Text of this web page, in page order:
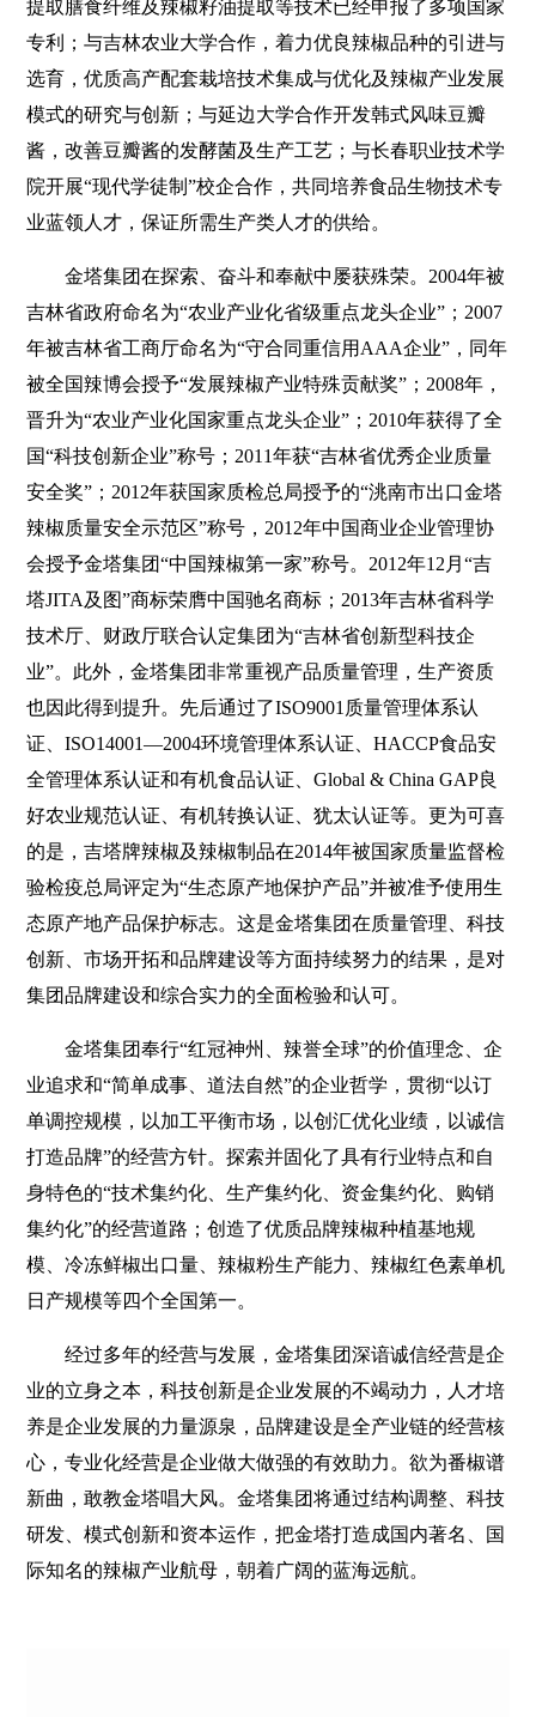
提取膳食纤维及辣椒籽油提取等技术已经申报了多项国家
专利；与吉林农业大学合作，着力优良辣椒品种的引进与
选育，优质高产配套栽培技术集成与优化及辣椒产业发展
模式的研究与创新；与延边大学合作开发韩式风味豆瓣
酱，改善豆瓣酱的发酵菌及生产工艺；与长春职业技术学
院开展“现代学徒制”校企合作，共同培养食品生物技术专
业蓝领人才，保证所需生产类人才的供给。
金塔集团在探索、奋斗和奉献中屡获殊荣。2004年被
吉林省政府命名为“农业产业化省级重点龙头企业”；2007
年被吉林省工商厅命名为“守合同重信用AAA企业”，同年
被全国辣博会授予“发展辣椒产业特殊贡献奖”；2008年，
晋升为“农业产业化国家重点龙头企业”；2010年获得了全
国“科技创新企业”称号；2011年获“吉林省优秀企业质量
安全奖”；2012年获国家质检总局授予的“洮南市出口金塔
辣椒质量安全示范区”称号，2012年中国商业企业管理协
会授予金塔集团“中国辣椒第一家”称号。2012年12月“吉
塔JITA及图”商标荣膺中国驰名商标；2013年吉林省科学
技术厅、财政厅联合认定集团为“吉林省创新型科技企
业”。此外，金塔集团非常重视产品质量管理，生产资质
也因此得到提升。先后通过了ISO9001质量管理体系认
证、ISO14001—2004环境管理体系认证、HACCP食品安
全管理体系认证和有机食品认证、Global & China GAP良
好农业规范认证、有机转换认证、犹太认证等。更为可喜
的是，吉塔牌辣椒及辣椒制品在2014年被国家质量监督检
验检疫总局评定为“生态原产地保护产品”并被准予使用生
态原产地产品保护标志。这是金塔集团在质量管理、科技
创新、市场开拓和品牌建设等方面持续努力的结果，是对
集团品牌建设和综合实力的全面检验和认可。
金塔集团奉行“红冠神州、辣誉全球”的价值理念、企
业追求和“简单成事、道法自然”的企业哲学，贯彻“以订
单调控规模，以加工平衡市场，以创汇优化业绩，以诚信
打造品牌”的经营方针。探索并固化了具有行业特点和自
身特色的“技术集约化、生产集约化、资金集约化、购销
集约化”的经营道路；创造了优质品牌辣椒种植基地规
模、冷冻鲜椒出口量、辣椒粉生产能力、辣椒红色素单机
日产规模等四个全国第一。
经过多年的经营与发展，金塔集团深谙诚信经营是企
业的立身之本，科技创新是企业发展的不竭动力，人才培
养是企业发展的力量源泉，品牌建设是全产业链的经营核
心，专业化经营是企业做大做强的有效助力。欲为番椒谱
新曲，敢教金塔唱大风。金塔集团将通过结构调整、科技
研发、模式创新和资本运作，把金塔打造成国内著名、国
际知名的辣椒产业航母，朝着广阔的蓝海远航。